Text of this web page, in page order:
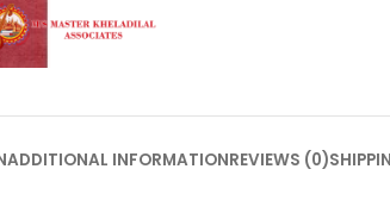
ADDITIONAL INFORMATIONREVIEWS (0)